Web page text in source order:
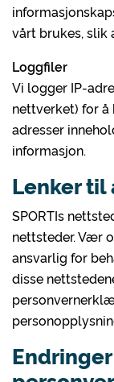
vårt brukes, slik
Loggfiler
Vi logger IP-
nettverket) for å
adresser
informasjon.
Lenker
SPORTIs
nettsteder. Vær
ansvarlig for
disse
Endringer